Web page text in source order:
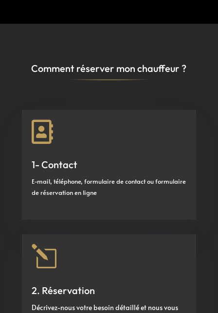
Comment réserver mon chauffeur ?

1- Contact
E-mail, téléphone, formulaire de contact ou formulaire
de réservation en ligne
l
2. Réservation
Décrivez-nous votre besoin détaillé et nous vous